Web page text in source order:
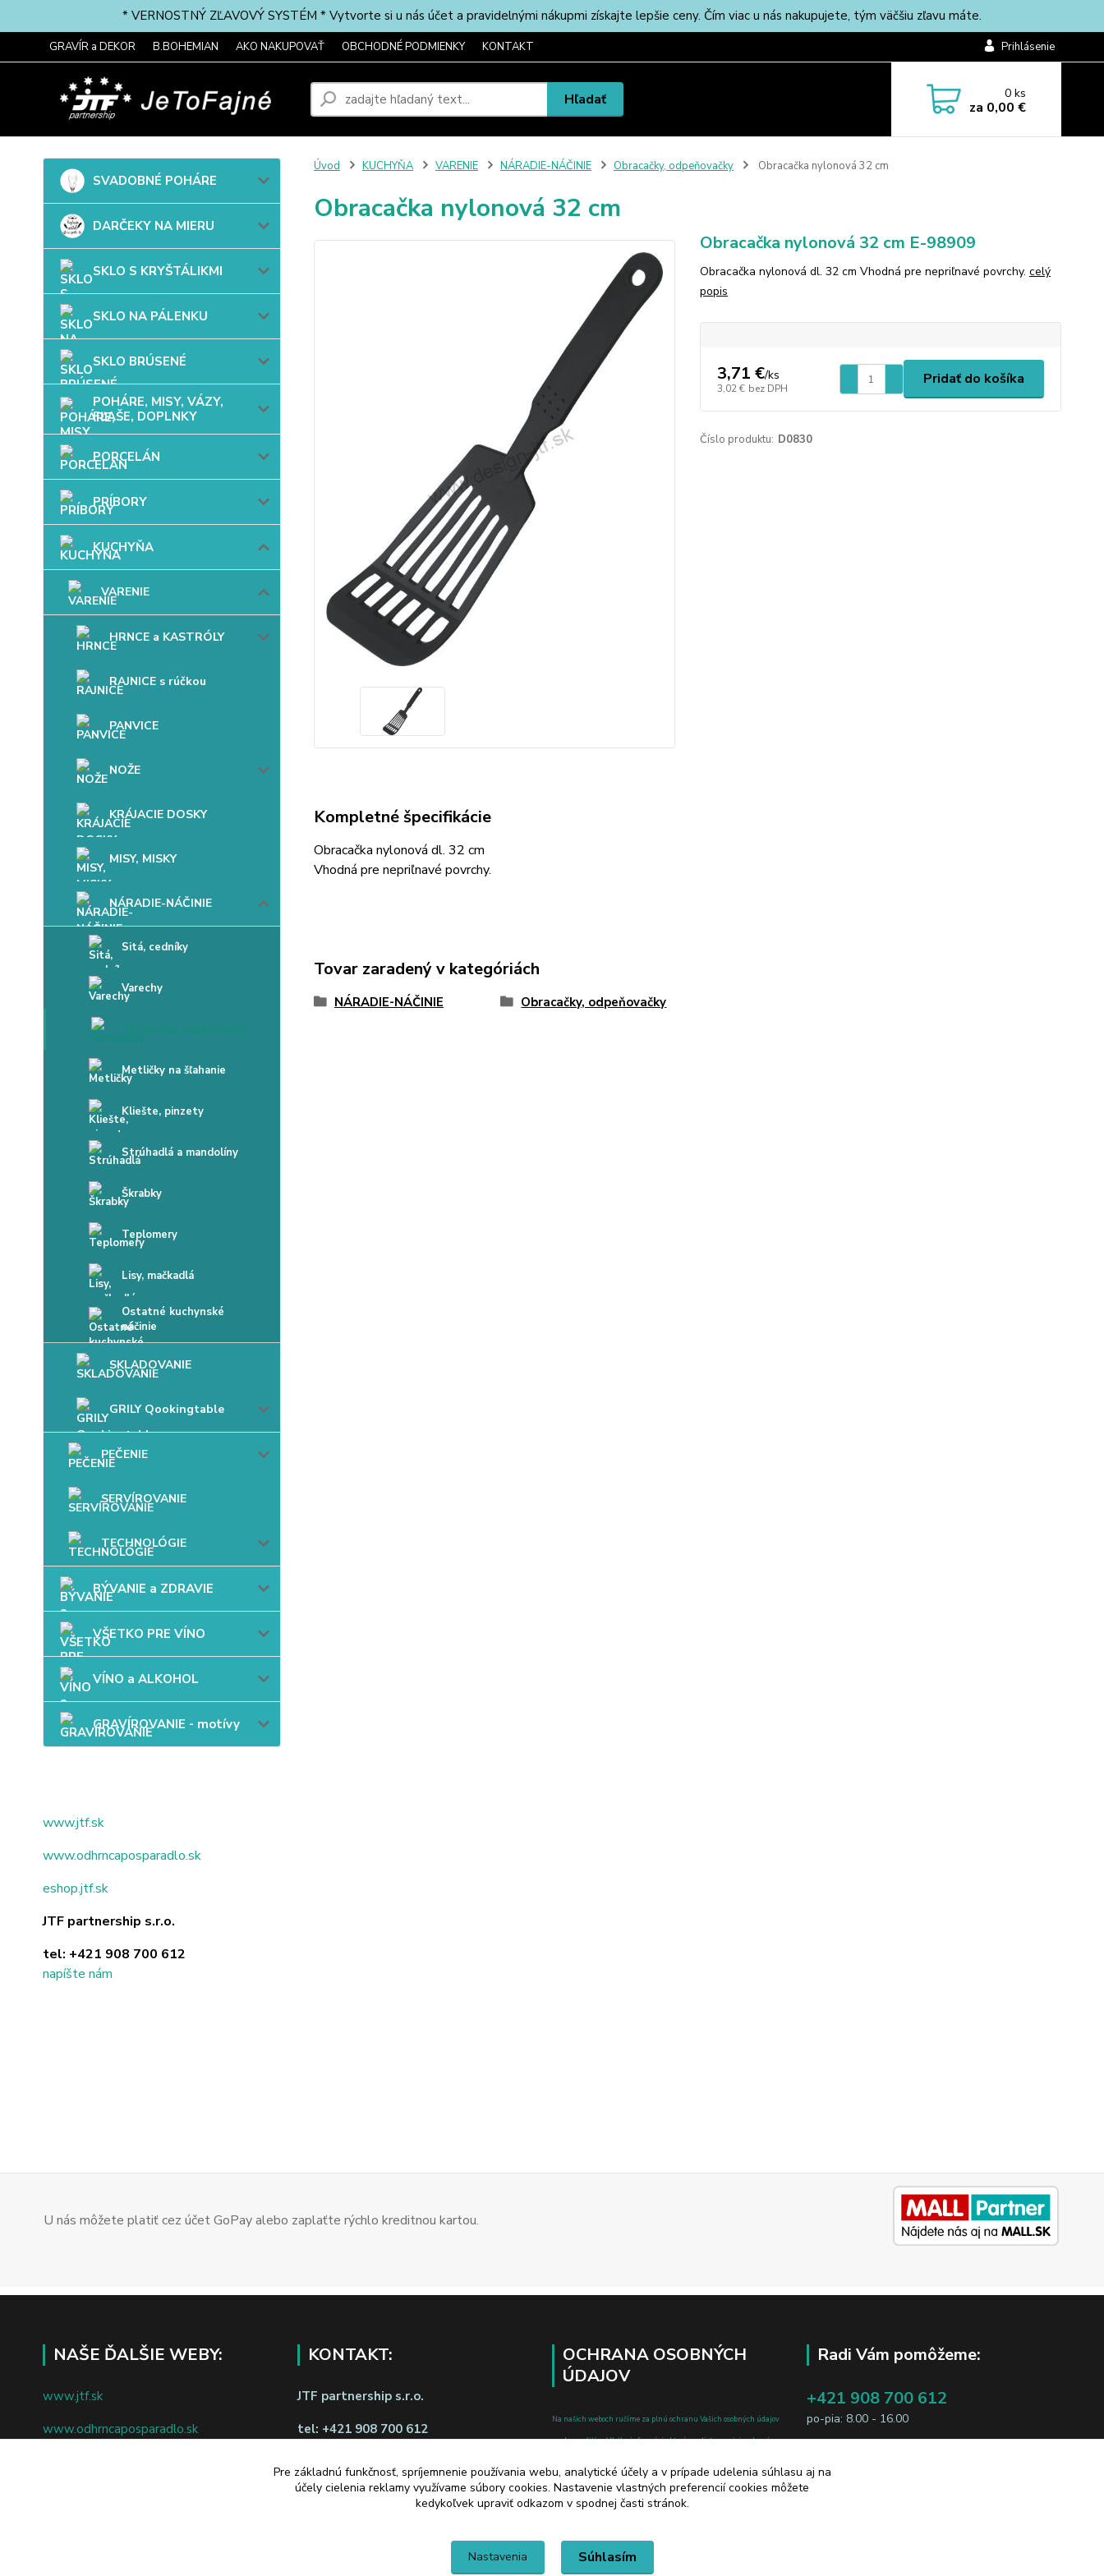
* VERNOSTNÝ ZĽAVOVÝ SYSTÉM * Vytvorte si u nás účet a pravidelnými nákupmi získajte lepšie ceny. Čím viac u nás nakupujete, tým väčšiu zľavu máte.
GRAVÍR a DEKOR B.BOHEMIAN AKO NAKUPOVAŤ OBCHODNÉ PODMIENKY KONTAKT Prihlásenie
Hľadať 0ks
za 0,00 €
SVADOBNÉ POHÁRE
DARČEKY NA MIERU
SKLO S KRYŠTÁLIKMI
SKLO NA PÁLENKU
SKLO BRÚSENÉ
POHÁRE, MISY, VÁZY,
FĽAŠE, DOPLNKY
PORCELÁN
PRÍBORY
KUCHYŇA
VARENIE
HRNCE a KASTRÓLY
RAJNICE s rúčkou
PANVICE
NOŽE
KRÁJACIE DOSKY
MISY, MISKY
NÁRADIE-NÁČINIE
Sitá, cedníky
Varechy
Metličky na šľahanie
Kliešte, pinzety
Strúhadlá a mandolíny
Škrabky
Teplomery
Lisy, mačkadlá
Ostatné kuchynské
náčinie
SKLADOVANIE
GRILY Qookingtable
PEČENIE
SERVÍROVANIE
TECHNOLÓGIE
BÝVANIE a ZDRAVIE
VŠETKO PRE VÍNO
VÍNO a ALKOHOL
GRAVÍROVANIE - motívy
www.jtf.sk
www.odhrncaposparadlo.sk
eshop.jtf.sk
JTF partnership s.r.o.
tel: +421 908 700 612
napíšte nám
Úvod KUCHYŇA VARENIE NÁRADIE-NÁČINIE Obracačky, odpeňovačky Obracačka nylonová 32 cm
Obracačka nylonová 32 cm
Obracačka nylonová 32 cm E-98909
Obracačka nylonová dl. 32 cm Vhodná pre nepriľnavé povrchy. celý
popis
3,71 €/ks
3,02 € bez DPH
Pridať do košíka
Číslo produktu: D0830
Kompletné špecifikácie
Obracačka nylonová dl. 32 cm
Vhodná pre nepriľnavé povrchy.
Tovar zaradený v kategóriách
NÁRADIE-NÁČINIE Obracačky, odpeňovačky
U nás môžete platiť cez účet GoPay alebo zaplaťte rýchlo kreditnou kartou.
NAŠE ĎALŠIE WEBY:
www.jtf.sk
www.odhrncaposparadlo.sk
KONTAKT:
JTF partnership s.r.o.
tel: +421 908 700 612
napíšte nám
Odstúpiť od zmluvy tu
OCHRANA OSOBNÝCH
ÚDAJOV
Na našich weboch ručíme za plnú ochranu Vašich osobných údajov
pred zneužitím. Všetky informácie, ktoré uvediete o svojej osobe, sú
a o zmene a doplnení niektorých zákonov.
Radi Vám pomôžeme:
+421 908 700 612
po-pia: 8.00 - 16.00
Pre základnú funkčnosť, spríjemnenie používania webu, analytické účely a v prípade udelenia súhlasu aj na
účely cielenia reklamy využívame súbory cookies. Nastavenie vlastných preferencií cookies môžete
kedykoľvek upraviť odkazom v spodnej časti stránok.
Nastavenia Súhlasím